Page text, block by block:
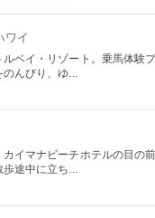
ワイ
ベイ・リゾート。乗馬体験
んびり、ゆ...
イマナビーチホテルの目の
途中に立ち...